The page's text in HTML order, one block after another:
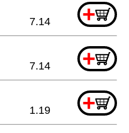
+
7.14
+
7.14
+
1.19